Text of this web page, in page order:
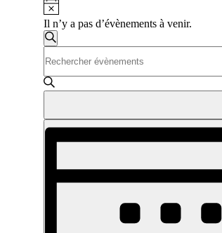
Notice
Il n’y a pas d’évènements à venir.
Recherche
et
navigation
de
vues
Évènements
Recherche
mot-
clé.
Rechercher
par
mot-
clé.
Navigation
Évènement